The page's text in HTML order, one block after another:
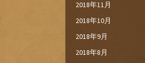
2018年11月
2018年10月
2018年9月
2018年8月